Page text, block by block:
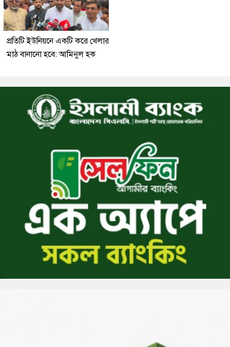
প্রতিটি ইউনিয়নে একটি করে খেলার
মাঠ বানানো হবে: আমিনুল হক